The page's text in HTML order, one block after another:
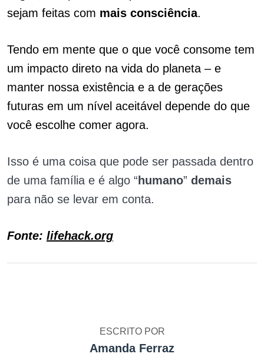
sejam feitas com mais consciência.
Tendo em mente que o que você consome tem
um impacto direto na vida do planeta – e
manter nossa existência e a de gerações
futuras em um nível aceitável depende do que
você escolhe comer agora.
Isso é uma coisa que pode ser passada dentro
de uma família e é algo “ humano” demais
para não se levar em conta.
Fonte: lifehack.org
ESCRITO POR
Amanda Ferraz